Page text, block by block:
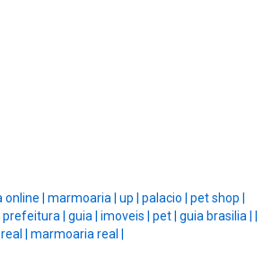
| marmoaria | up | palacio | pet shop |
prefeitura | guia | imoveis | pet | guia brasilia |
real | marmoaria real |